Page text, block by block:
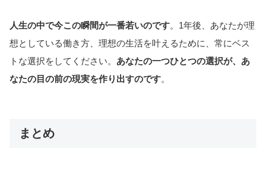
人生の中で今この瞬間が一番若いのです。1年後、あなたが理
想としている働き方、理想の生活を叶えるために、常にベス
トな選択をしてください。 あなたの一つひとつの選択が、あ
なたの目の前の現実を作り出すのです。
まとめ